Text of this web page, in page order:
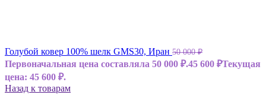
Голубой ковер 100% шелк GMS30, Иран 50 000₽
Первоначальная цена составляла 50 000 ₽.45 600 ₽Текущая
цена: 45 600 ₽.
Назад к товарам